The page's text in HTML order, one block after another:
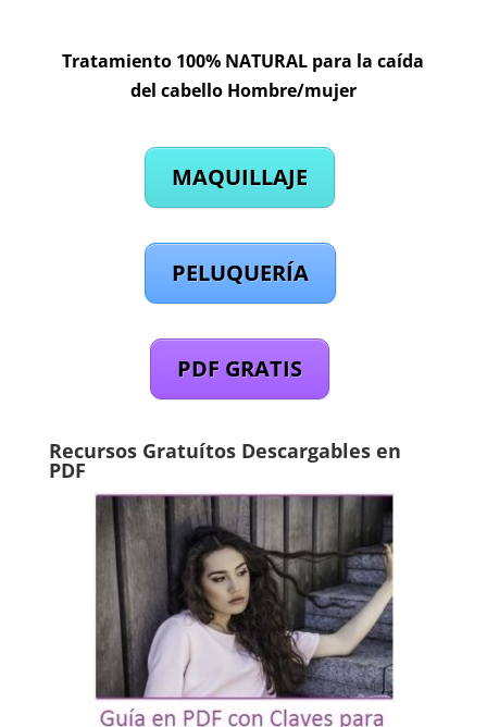
Tratamiento 100% NATURAL para la caída
del cabello Hombre/mujer
MAQUILLAJE
PELUQUERÍA
PDF GRATIS
Recursos Gratuítos Descargables en
PDF